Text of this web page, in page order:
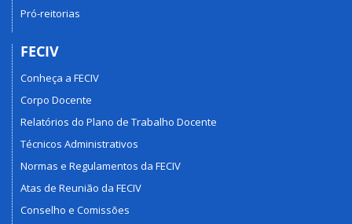
Pró-reitorias
FECIV
Conheça a FECIV
Corpo Docente
Relatórios do Plano de Trabalho Docente
Técnicos Administrativos
Normas e Regulamentos da FECIV
Atas de Reunião da FECIV
Conselho e Comissões